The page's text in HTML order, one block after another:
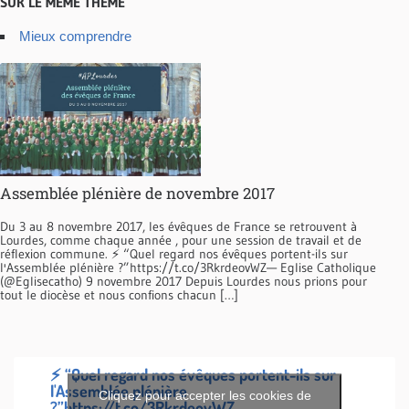
Mieux comprendre
Assemblée plénière de novembre 2017
Du 3 au 8 novembre 2017, les évêques de France se retrouvent à
Lourdes, comme chaque année , pour une session de travail et de
réflexion commune. ⚡️ “Quel regard nos évêques portent-ils sur
l'Assemblée plénière ?”https://t.co/3RkrdeovWZ— Eglise Catholique
(@Eglisecatho) 9 novembre 2017 Depuis Lourdes nous prions pour
tout le diocèse et nous confions chacun […]
⚡️ “Quel regard nos évêques portent-ils sur
l'Assemblée plénière
Cliquez pour accepter les cookies de